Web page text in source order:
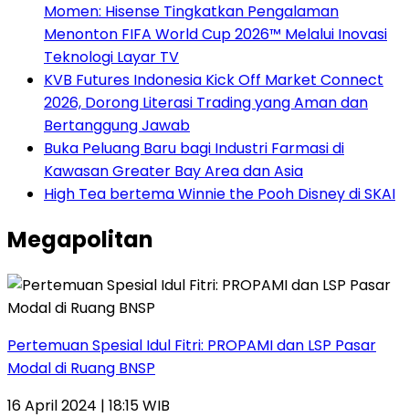
Momen: Hisense Tingkatkan Pengalaman
Menonton FIFA World Cup 2026™ Melalui Inovasi
Teknologi Layar TV
KVB Futures Indonesia Kick Off Market Connect
2026, Dorong Literasi Trading yang Aman dan
Bertanggung Jawab
Buka Peluang Baru bagi Industri Farmasi di
Kawasan Greater Bay Area dan Asia
High Tea bertema Winnie the Pooh Disney di SKAI
Megapolitan
Pertemuan Spesial Idul Fitri: PROPAMI dan LSP Pasar
Modal di Ruang BNSP
16 April 2024 | 18:15 WIB